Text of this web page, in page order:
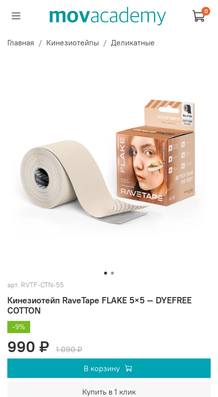
0
Главная Кинезиотейпы Деликатные
арт. RVTF-CTN-55
Кинезиотейп RaveTape FLAKE 5×5 — DYEFREE
COTTON
-9%
990 ₽
1 090 ₽
В корзину
Купить в 1 клик